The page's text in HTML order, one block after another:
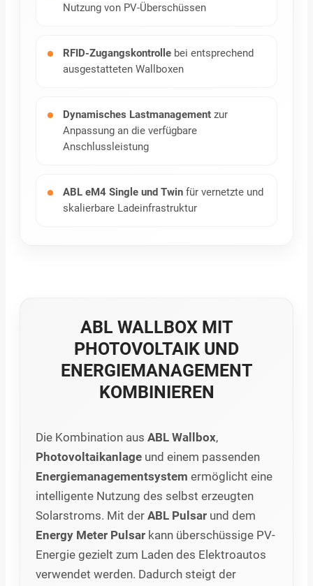
Nutzung von PV-Überschüssen
RFID-Zugangskontrolle bei entsprechend
ausgestatteten Wallboxen
Dynamisches Lastmanagement zur
Anpassung an die verfügbare
Anschlussleistung
ABL eM4 Single und Twin für vernetzte und
skalierbare Ladeinfrastruktur
ABL WALLBOX MIT
PHOTOVOLTAIK UND
ENERGIEMANAGEMENT
KOMBINIEREN
Die Kombination aus ABL Wallbox,
Photovoltaikanlage und einem passenden
Energiemanagementsystem ermöglicht eine
intelligente Nutzung des selbst erzeugten
Solarstroms. Mit der ABL Pulsar und dem
Energy Meter Pulsar kann überschüssige PV-
Energie gezielt zum Laden des Elektroautos
verwendet werden. Dadurch steigt der